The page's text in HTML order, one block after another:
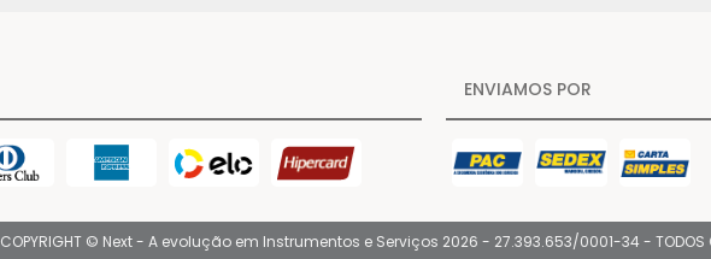
ENVIAMOS POR
COPYRIGHT © Next - A evolução em Instrumentos e Serviços 2026 - 27.393.653/0001-34 - TODOS